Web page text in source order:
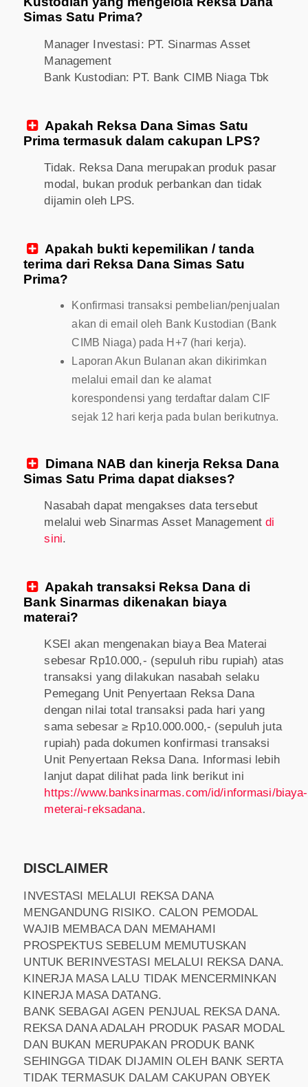
Simas Satu Prima?
Manager Investasi: PT. Sinarmas Asset
Management
Bank Kustodian: PT. Bank CIMB Niaga Tbk
 Apakah Reksa Dana Simas Satu
Prima termasuk dalam cakupan LPS?
Tidak. Reksa Dana merupakan produk pasar
modal, bukan produk perbankan dan tidak
dijamin oleh LPS.
 Apakah bukti kepemilikan / tanda
terima dari Reksa Dana Simas Satu
Prima?
Konfirmasi transaksi pembelian/penjualan
akan di email oleh Bank Kustodian (Bank
CIMB Niaga) pada H+7 (hari kerja).
Laporan Akun Bulanan akan dikirimkan
melalui email dan ke alamat
korespondensi yang terdaftar dalam CIF
sejak 12 hari kerja pada bulan berikutnya.

Dimana NAB dan kinerja Reksa Dana
Simas Satu Prima dapat diakses?
Nasabah dapat mengakses data tersebut
melalui web Sinarmas Asset Managementdi
sini.
 Apakah transaksi Reksa Dana di
Bank Sinarmas dikenakan biaya
materai?
KSEI akan mengenakan biaya Bea Materai
sebesar Rp10.000,- (sepuluh ribu rupiah) atas
transaksi yang dilakukan nasabah selaku
Pemegang Unit Penyertaan Reksa Dana
dengan nilai total transaksi pada hari yang
sama sebesar ≥ Rp10.000.000,- (sepuluh juta
rupiah) pada dokumen konfirmasi transaksi
Unit Penyertaan Reksa Dana. Informasi lebih
lanjut dapat dilihat pada link berikut ini
https://www.banksinarmas.com/id/informasi/biaya-
meterai-reksadana.
DISCLAIMER
INVESTASI MELALUI REKSA DANA
MENGANDUNG RISIKO. CALON PEMODAL
WAJIB MEMBACA DAN MEMAHAMI
PROSPEKTUS SEBELUM MEMUTUSKAN
UNTUK BERINVESTASI MELALUI REKSA DANA.
KINERJA MASA LALU TIDAK MENCERMINKAN
KINERJA MASA DATANG.
BANK SEBAGAI AGEN PENJUAL REKSA DANA.
REKSA DANA ADALAH PRODUK PASAR MODAL
DAN BUKAN MERUPAKAN PRODUK BANK
SEHINGGA TIDAK DIJAMIN OLEH BANK SERTA
TIDAK TERMASUK DALAM CAKUPAN OBYEK